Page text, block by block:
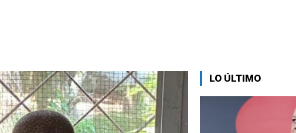
LO ÚLTIMO